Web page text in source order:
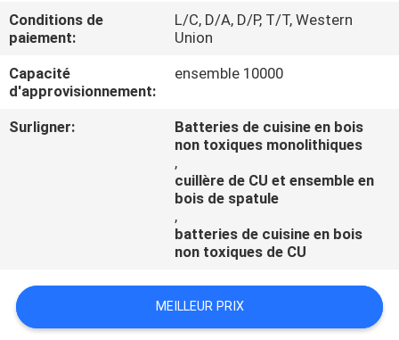
CONTRÔLE
DE
QUALITÉ
CONTACTEZ-
CITATION
Conditions de
paiement:
L/C, D/A, D/P, T/T, Western
Union
Capacité
d'approvisionnement:
ensemble 10000
Surligner:
Batteries de cuisine en bois
non toxiques monolithiques
,
cuillère de CU et ensemble en
bois de spatule
,
batteries de cuisine en bois
non toxiques de CU
MEILLEUR PRIX